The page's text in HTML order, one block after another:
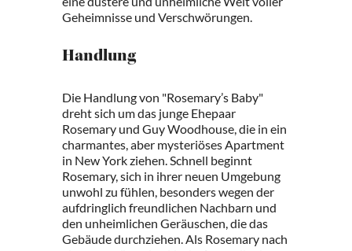
Geheimnisse und Verschwörungen.
Handlung
Die Handlung von "Rosemary’s Baby"
dreht sich um das junge Ehepaar
Rosemary und Guy Woodhouse, die in ein
charmantes, aber mysteriöses Apartment
in New York ziehen. Schnell beginnt
Rosemary, sich in ihrer neuen Umgebung
unwohl zu fühlen, besonders wegen der
aufdringlich freundlichen Nachbarn und
den unheimlichen Geräuschen, die das
Gebäude durchziehen. Als Rosemary nach